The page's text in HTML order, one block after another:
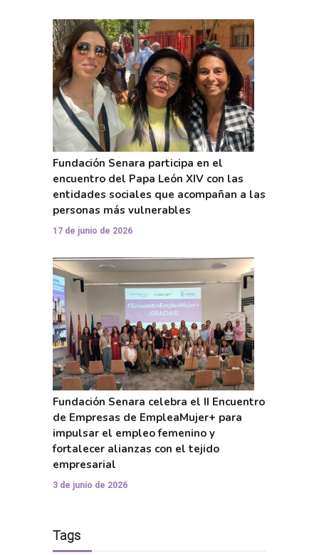
Fundación Senara participa en el
encuentro del Papa León XIV con las
entidades sociales que acompañan a las
personas más vulnerables
17 de junio de 2026
Fundación Senara celebra el II Encuentro
de Empresas de EmpleaMujer+ para
impulsar el empleo femenino y
fortalecer alianzas con el tejido
empresarial
3 de junio de 2026
Tags